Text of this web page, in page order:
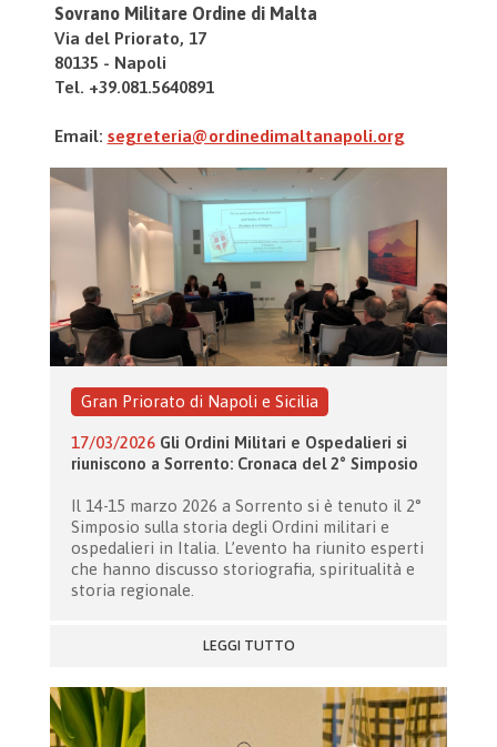
Sovrano Militare Ordine di Malta
Via del Priorato, 17
80135 - Napoli
Tel. +39.081.5640891
Email: segreteria@ordinedimaltanapoli.org
Gran Priorato di Napoli e Sicilia
17/03/2026 Gli Ordini Militari e Ospedalieri si
riuniscono a Sorrento: Cronaca del 2° Simposio
Il 14-15 marzo 2026 a Sorrento si è tenuto il 2°
Simposio sulla storia degli Ordini militari e
ospedalieri in Italia. L’evento ha riunito esperti
che hanno discusso storiografia, spiritualità e
storia regionale.
LEGGI TUTTO